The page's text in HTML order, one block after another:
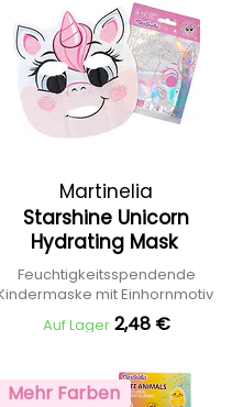
Martinelia
Starshine Unicorn
Hydrating Mask
Feuchtigkeitsspendende
mit Einhornmotiv
Auf Lager 2,48 €
Mehr Farben